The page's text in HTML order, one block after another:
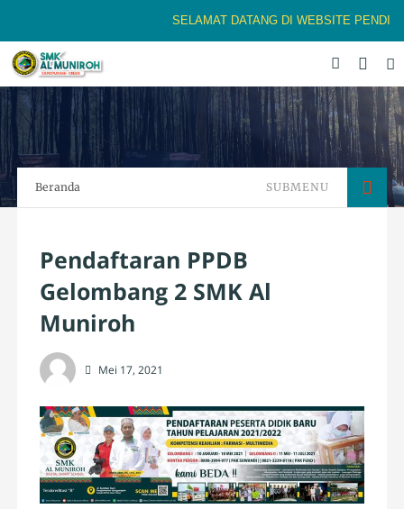
SELAMAT DATANG DI WEBSITE
Beranda SUBMENU
Pendaftaran PPDB
Gelombang 2 SMK Al
Muniroh
Mei 17, 2021